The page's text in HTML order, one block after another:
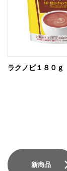
ラクノビ１８０ｇ
新商品